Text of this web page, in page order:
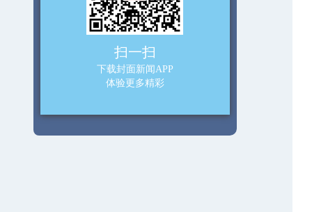
扫一扫
下载封面新闻APP
体验更多精彩